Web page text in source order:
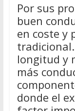
Por sus
buen
en coste y
longitud y
más
donde el